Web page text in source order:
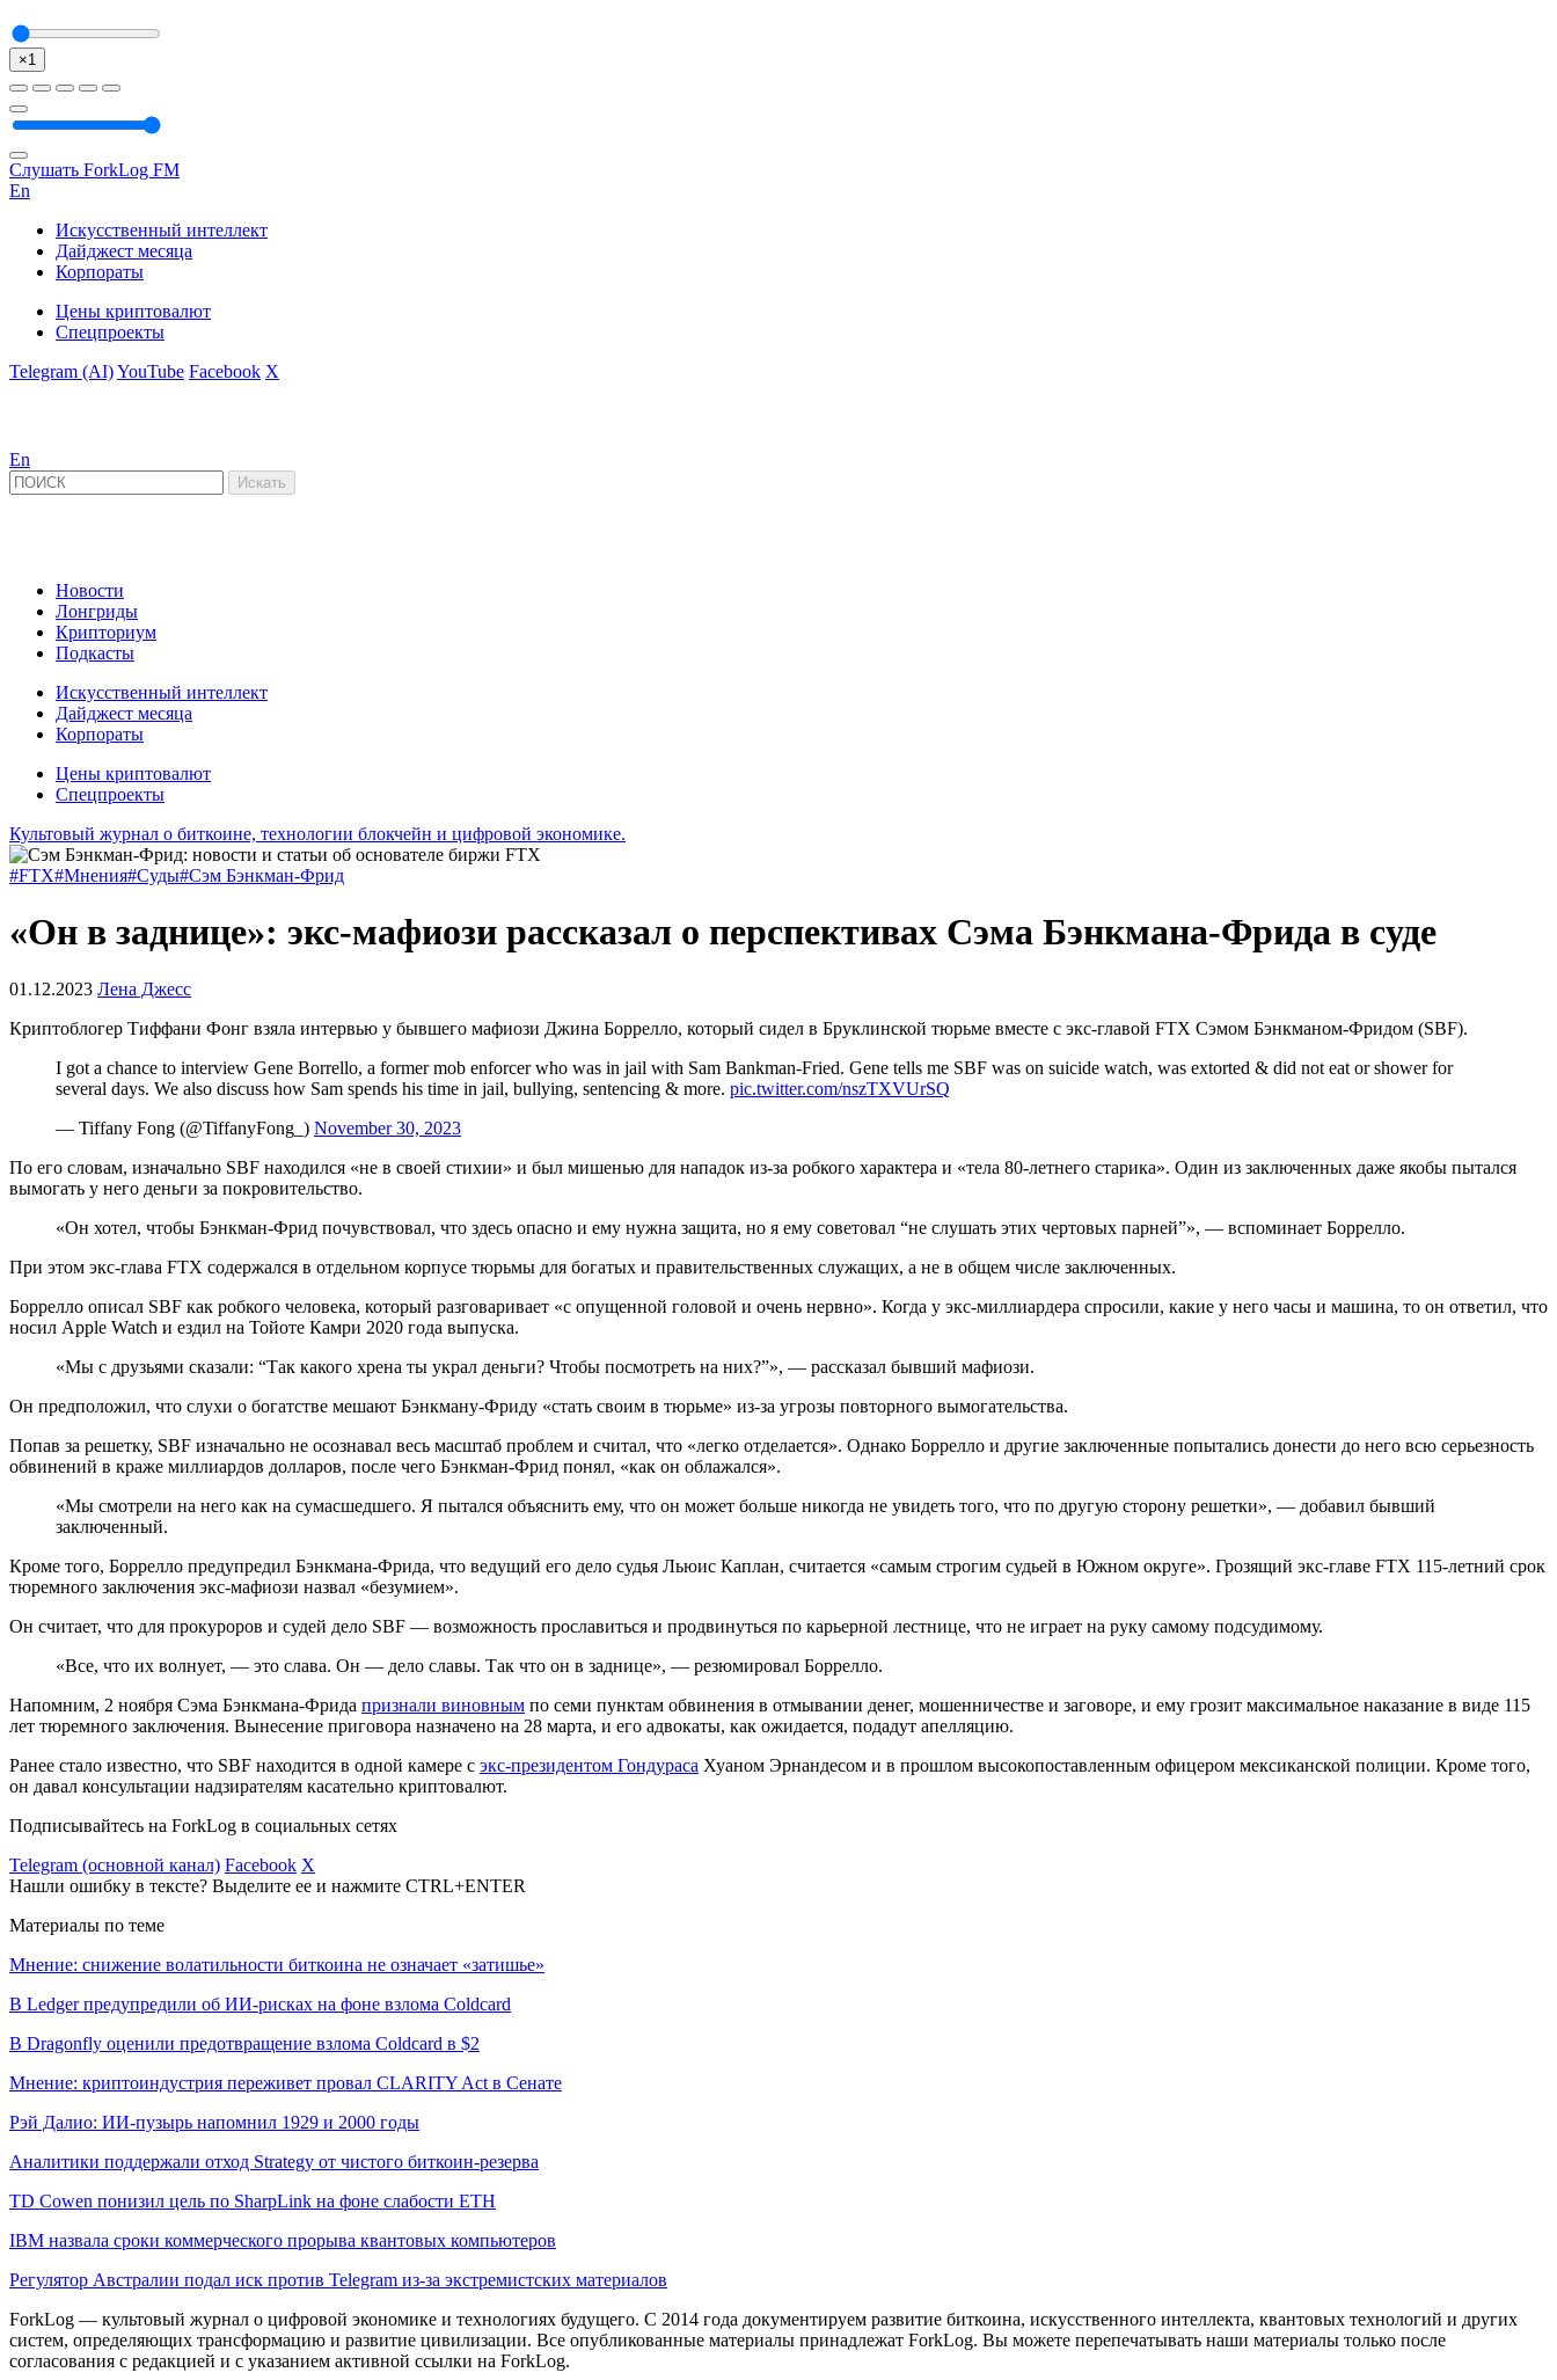
×1
Слушать ForkLog FM
En
Искусственный интеллект
Дайджест месяца
Корпораты
Цены криптовалют
Спецпроекты
Telegram (AI)YouTube Facebook X
En
Новости
Лонгриды
Крипториум
Подкасты
Искусственный интеллект
Дайджест месяца
Корпораты
Цены криптовалют
Спецпроекты
Культовый журнал о биткоине, технологии блокчейн и цифровой экономике.
#FTX#Мнения#Суды#Сэм Бэнкман-Фрид
«Он в заднице»: экс-мафиози рассказал о перспективах Сэма Бэнкмана-Фрида в суде
01.12.2023 Лена Джесс
Криптоблогер Тиффани Фонг взяла интервью у бывшего мафиози Джина Боррелло, который сидел в Бруклинской тюрьме вместе с экс-главой FTX Сэмом Бэнкманом-Фридом (SBF).
I got a chance to interview Gene Borrello, a former mob enforcer who was in jail with Sam Bankman-Fried. Gene tells me SBF was on suicide watch, was extorted & did not eat or shower for
several days. We also discuss how Sam spends his time in jail, bullying, sentencing & more. pic.twitter.com/nszTXVUrSQ
— Tiffany Fong (@TiffanyFong_) November 30, 2023
По его словам, изначально SBF находился «не в своей стихии» и был мишенью для нападок из-за робкого характера и «тела 80-летнего старика». Один из заключенных даже якобы пытался
вымогать у него деньги за покровительство.
«Он хотел, чтобы Бэнкман-Фрид почувствовал, что здесь опасно и ему нужна защита, но я ему советовал “не слушать этих чертовых парней”», — вспоминает Боррелло.
При этом экс-глава FTX содержался в отдельном корпусе тюрьмы для богатых и правительственных служащих, а не в общем числе заключенных.
Боррелло описал SBF как робкого человека, который разговаривает «с опущенной головой и очень нервно». Когда у экс-миллиардера спросили, какие у него часы и машина, то он ответил, что
носил Apple Watch и ездил на Тойоте Камри 2020 года выпуска.
«Мы с друзьями сказали: “Так какого хрена ты украл деньги? Чтобы посмотреть на них?”», — рассказал бывший мафиози.
Он предположил, что слухи о богатстве мешают Бэнкману-Фриду «стать своим в тюрьме» из-за угрозы повторного вымогательства.
Попав за решетку, SBF изначально не осознавал весь масштаб проблем и считал, что «легко отделается». Однако Боррелло и другие заключенные попытались донести до него всю серьезность
обвинений в краже миллиардов долларов, после чего Бэнкман-Фрид понял, «как он облажался».
«Мы смотрели на него как на сумасшедшего. Я пытался объяснить ему, что он может больше никогда не увидеть того, что по другую сторону решетки», — добавил бывший
заключенный.
Кроме того, Боррелло предупредил Бэнкмана-Фрида, что ведущий его дело судья Льюис Каплан, считается «самым строгим судьей в Южном округе». Грозящий экс-главе FTX 115-летний срок
тюремного заключения экс-мафиози назвал «безумием».
Он считает, что для прокуроров и судей дело SBF — возможность прославиться и продвинуться по карьерной лестнице, что не играет на руку самому подсудимому.
«Все, что их волнует, — это слава. Он — дело славы. Так что он в заднице», — резюмировал Боррелло.
Напомним, 2 ноября Сэма Бэнкмана-Фрида признали виновным по семи пунктам обвинения в отмывании денег, мошенничестве и заговоре, и ему грозит максимальное наказание в виде 115
лет тюремного заключения. Вынесение приговора назначено на 28 марта, и его адвокаты, как ожидается, подадут апелляцию.
Ранее стало известно, что SBF находится в одной камере с экс-президентом Гондураса Хуаном Эрнандесом и в прошлом высокопоставленным офицером мексиканской полиции. Кроме того,
он давал консультации надзирателям касательно криптовалют.
Подписывайтесь на ForkLog в социальных сетях
Telegram (основной канал) Facebook X
Нашли ошибку в тексте? Выделите ее и нажмите CTRL+ENTER
Материалы по теме
Мнение: снижение волатильности биткоина не означает «затишье»
В Ledger предупредили об ИИ-рисках на фоне взлома Coldcard
В Dragonfly оценили предотвращение взлома Coldcard в $2
Мнение: криптоиндустрия переживет провал CLARITY Act в Сенате
Рэй Далио: ИИ-пузырь напомнил 1929 и 2000 годы
Аналитики поддержали отход Strategy от чистого биткоин-резерва
TD Cowen понизил цель по SharpLink на фоне слабости ETH
IBM назвала сроки коммерческого прорыва квантовых компьютеров
Регулятор Австралии подал иск против Telegram из-за экстремистских материалов
ForkLog — культовый журнал о цифровой экономике и технологиях будущего. С 2014 года документируем развитие биткоина, искусственного интеллекта, квантовых технологий и других
систем, определяющих трансформацию и развитие цивилизации. Все опубликованные материалы принадлежат ForkLog. Вы можете перепечатывать наши материалы только после
согласования с редакцией и с указанием активной ссылки на ForkLog.